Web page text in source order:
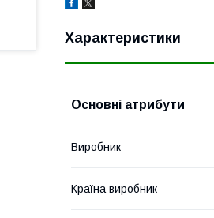
Характеристики
Основні атрибути
Виробник
Країна виробник